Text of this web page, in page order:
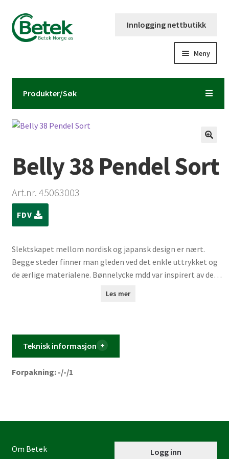
Hopp
til
navigasjon
Hopp
til
innhold
Innlogging nettbutikk
Meny
Forsiden
Kontaktinformasjon
Om Betek Norge AS
Fold
ut
Belly 38 Pendel Sort
Art.nr. 45063003
FDV
Slektskapet mellom nordisk og japansk design er nært.
Begge steder finner man gleden ved det enkle uttrykket og
de ærlige materialene. Bønnelycke mdd var inspirert av den
som dominerer, og Belly kombinerer på en overbevisende
måte formens tyngde med opphengets letthet.
Les mer
Teknisk informasjon
Forpakning: -/-/1
Produkter/Søk
Logg inn
Om Betek